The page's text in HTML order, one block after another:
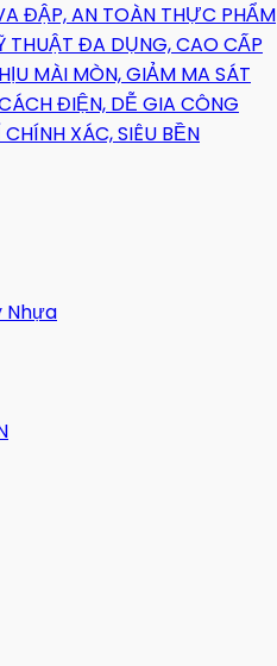
ĐẬP, AN TOÀN THỰC PHẨM
THUẬT ĐA DỤNG, CAO CẤP
MÀI MÒN, GIẢM MA SÁT
ĐIỆN, DỄ GIA CÔNG
XÁC, SIÊU BỀN
Nhựa